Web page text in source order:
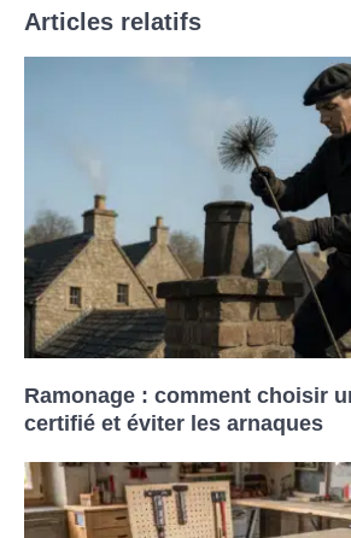
Articles relatifs
Ramonage : comment choisir
certifié et éviter les arnaques